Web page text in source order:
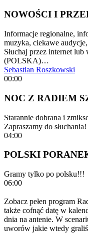
NOWOŚCI I
Informacje regionalne,
muzyka, ciekawe
Słuchaj przez internet
(POLSKA)…
Sebastian Roszkowski
00:00
NOC Z RADIEM
Starannie dobrana i
Zapraszamy do słuchania!
04:00
POLSKI
Gramy tylko po polsku!!!
06:00
Zobacz pełen program
także cofnąć datę w
dnia na antenie. W
uworów jakie wtedy